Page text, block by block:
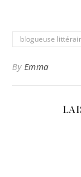
blogueuse
By Emma